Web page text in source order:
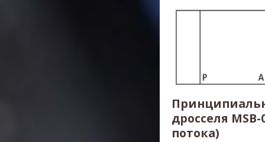
дросселя
потока)